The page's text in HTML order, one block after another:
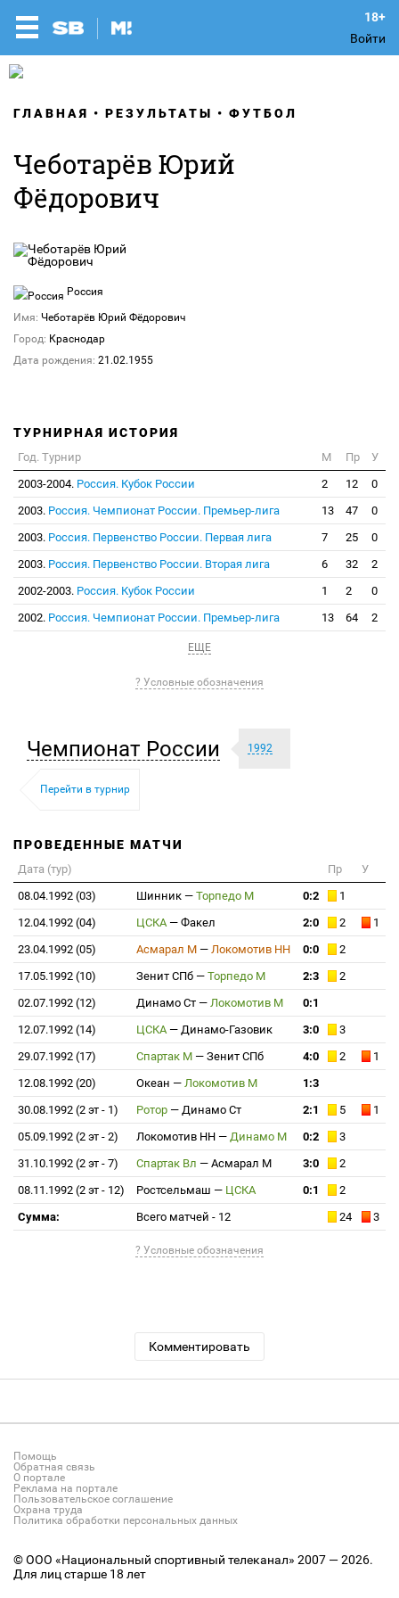
Войти
ГЛАВНАЯ РЕЗУЛЬТАТЫ ФУТБОЛ
Чеботарёв Юрий
Фёдорович
Россия
Имя: Чеботарёв Юрий Фёдорович
Город: Краснодар
Дата рождения: 21.02.1955
ТУРНИРНАЯ ИСТОРИЯ
Год. Турнир М Пр
У
2003-2004. Россия. Кубок России 2 12
0
2003. Россия. Чемпионат России. Премьер-лига 13 47
0
2003. Россия. Первенство России. Первая лига 7 25
0
2003. Россия. Первенство России. Вторая лига 6 32
2
2002-2003. Россия. Кубок России 1 2
0
2002. Россия. Чемпионат России. Премьер-лига 13 64 2
ЕЩЕ
? Условные обозначения
Чемпионат России 1992
Перейти в турнир
ПРОВЕДЕННЫЕ МАТЧИ
Дата (тур) Пр
У
08.04.1992 (03)
Шинник — Торпедо М 0:2
1
12.04.1992 (04)
ЦСКА— Факел 2:0 2
1
23.04.1992 (05)
Асмарал М — Локомотив НН 0:0
2
17.05.1992 (10)
Зенит СПб — Торпедо М 2:3
2
02.07.1992 (12)
Динамо Ст — Локомотив М
0:1
12.07.1992 (14)
ЦСКА— Динамо-Газовик 3:0
3
29.07.1992 (17)
Спартак М — Зенит СПб 4:0 2
1
12.08.1992 (20)
Океан — Локомотив М
1:3
30.08.1992 (2 эт - 1)
Ротор — Динамо Ст 2:1 5
1
05.09.1992 (2 эт - 2)
Локомотив НН — Динамо М 0:2
3
31.10.1992 (2 эт - 7)
Спартак Вл — Асмарал М 3:0
2
08.11.1992 (2 эт - 12)
Ростсельмаш — ЦСКА 0:1
2
Сумма:
Всего матчей - 12 24 3
? Условные обозначения
Комментировать
Помощь
Обратная связь
О портале
Реклама на портале
Пользовательское соглашение
Охрана труда
Политика обработки персональных данных
© ООО «Национальный спортивный телеканал» 2007 — 2026.
Для лиц старше 18 лет